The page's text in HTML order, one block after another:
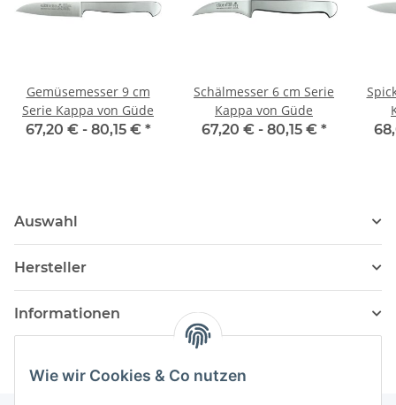
Wie wir Cookies & Co nutzen
Gemüsemesser 9 cm
Serie Kappa von Güde
67,20 € - 80,15 € *
Schälmesser 6 cm Serie
Kappa von Güde
67,20 € - 80,15 € *
Auswahl
Hersteller
Informationen